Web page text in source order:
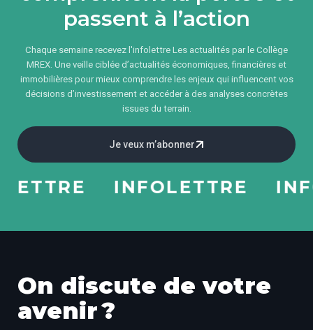
passent à l’action
Chaque semaine recevez l'infolettre Les actualités par le Collège
MREX. Une veille ciblée d’actualités économiques, financières et
immobilières pour mieux comprendre les enjeux qui influencent vos
décisions d’investissement et accéder à des analyses concrètes
issues du terrain.
Je veux m’abonner
INFOLETTRE
On discute de votre
avenir ?